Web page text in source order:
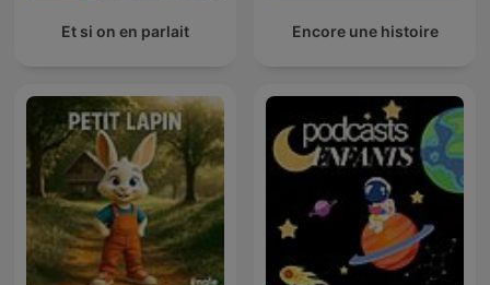
Et si on en parlait Encore une histoire